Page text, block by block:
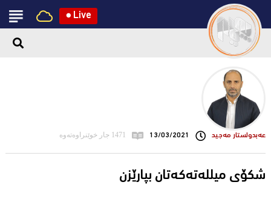
● Live
عه‌بدولستار مه‌جید 13/03/2021 1471 جار خوێنراوەتەوە
شکۆی میللەتەکەتان بپارێزن